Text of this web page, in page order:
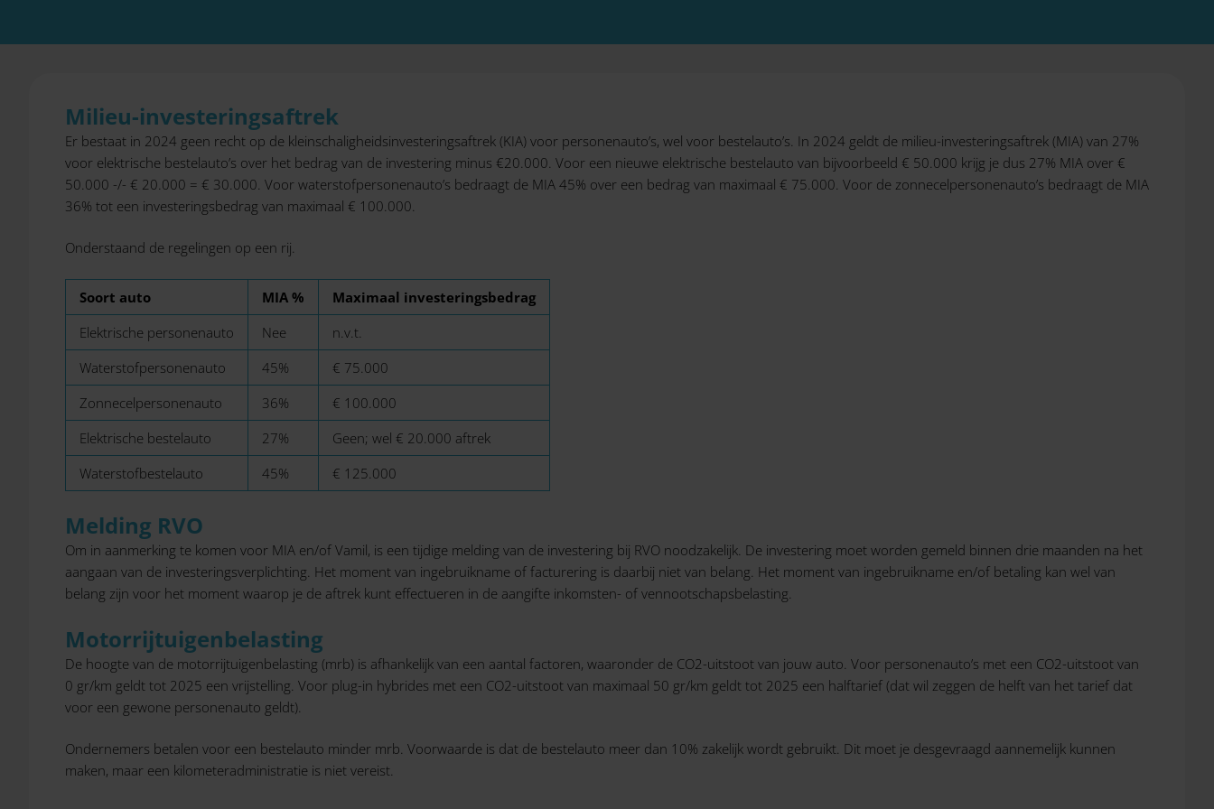
Milieu-investeringsaftrek
Er bestaat in 2024 geen recht op de kleinschaligheidsinvesteringsaftrek (KIA) voor personenauto’s, wel voor bestelauto’s. In 2024 geldt de milieu-investeringsaftrek (MIA) van 27%
voor elektrische bestelauto’s over het bedrag van de investering minus €20.000. Voor een nieuwe elektrische bestelauto van bijvoorbeeld € 50.000 krijg je dus 27% MIA over €
50.000 -/- € 20.000 = € 30.000. Voor waterstofpersonenauto’s bedraagt de MIA 45% over een bedrag van maximaal € 75.000. Voor de zonnecelpersonenauto’s bedraagt de MIA
36% tot een investeringsbedrag van maximaal € 100.000.
Onderstaand de regelingen op een rij.
Soort auto MIA %
Maximaal investeringsbedrag
Elektrische personenauto
Nee
n.v.t.
Waterstofpersonenauto
45%
€ 75.000
Zonnecelpersonenauto
36%
€ 100.000
Elektrische bestelauto
27%
Geen; wel € 20.000 aftrek
Waterstofbestelauto
45% € 125.000
Melding RVO
Om in aanmerking te komen voor MIA en/of Vamil, is een tijdige melding van de investering bij RVO noodzakelijk. De investering moet worden gemeld binnen drie maanden na het
aangaan van de investeringsverplichting. Het moment van ingebruikname of facturering is daarbij niet van belang. Het moment van ingebruikname en/of betaling kan wel van
belang zijn voor het moment waarop je de aftrek kunt effectueren in de aangifte inkomsten- of vennootschapsbelasting.
Motorrijtuigenbelasting
De hoogte van de motorrijtuigenbelasting (mrb) is afhankelijk van een aantal factoren, waaronder de CO2-uitstoot van jouw auto. Voor personenauto’s met een CO2-uitstoot van
0 gr/km geldt tot 2025 een vrijstelling. Voor plug-in hybrides met een CO2-uitstoot van maximaal 50 gr/km geldt tot 2025 een halftarief (dat wil zeggen de helft van het tarief dat
voor een gewone personenauto geldt).
Ondernemers betalen voor een bestelauto minder mrb. Voorwaarde is dat de bestelauto meer dan 10% zakelijk wordt gebruikt. Dit moet je desgevraagd aannemelijk kunnen
maken, maar een kilometeradministratie is niet vereist.